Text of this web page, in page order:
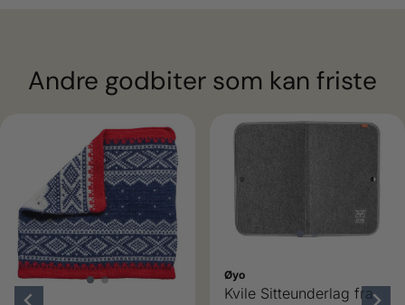
Andre godbiter som kan friste
Øyo
Kvile Sitteunderlag fra